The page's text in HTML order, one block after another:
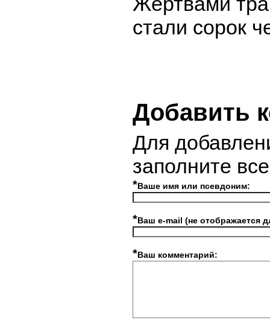
стали сорок
Добавить
Для
заполните
*Ваше имя или псевдоним:
*Ваш e-mail (не отображается
*Ваш комментарий: